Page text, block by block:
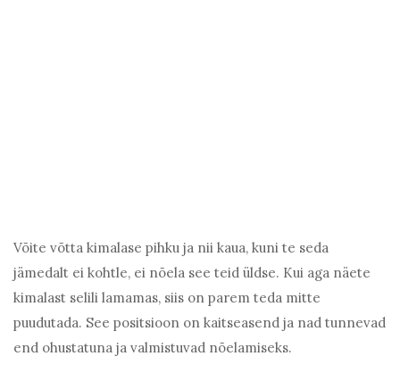
Võite võtta kimalase pihku ja nii kaua, kuni te seda
jämedalt ei kohtle, ei nõela see teid üldse. Kui aga näete
kimalast selili lamamas, siis on parem teda mitte
puudutada. See positsioon on kaitseasend ja nad tunnevad
end ohustatuna ja valmistuvad nõelamiseks.